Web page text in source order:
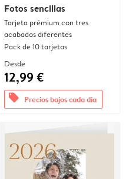
Fotos sencillas
Tarjeta prémium con tres
acabados diferentes
Pack de 10 tarjetas
Desde
12,99 €
offers Precios bajos cada día